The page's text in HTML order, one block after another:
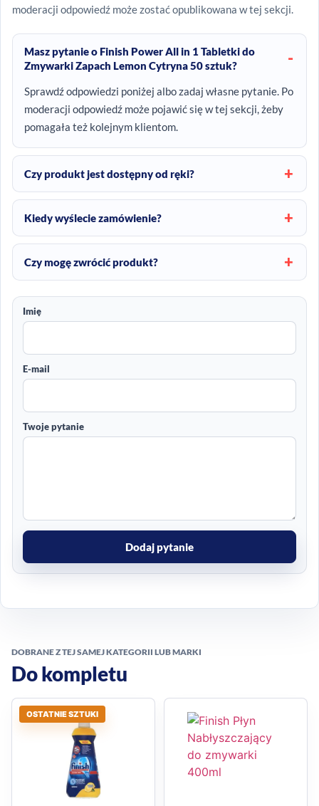
moderacji odpowiedź może zostać opublikowana w tej sekcji.
Masz pytanie o Finish Power All in 1 Tabletki do
Zmywarki Zapach Lemon Cytryna 50 sztuk?
Sprawdź odpowiedzi poniżej albo zadaj własne pytanie. Po
moderacji odpowiedź może pojawić się w tej sekcji, żeby
pomagała też kolejnym klientom.
Czy produkt jest dostępny od ręki?
Kiedy wyślecie zamówienie?
Czy mogę zwrócić produkt?
Imię
E-mail
Twoje pytanie
Dodaj pytanie
DOBRANE Z TEJ SAMEJ KATEGORII LUB MARKI
Do kompletu
OSTATNIE SZTUKI